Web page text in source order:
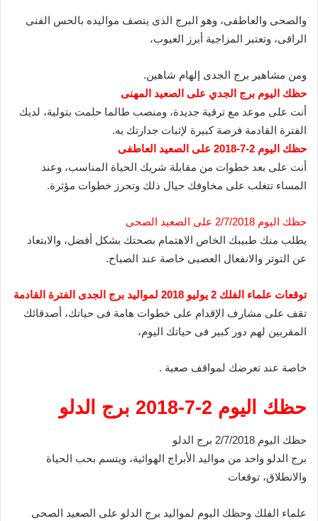
والصحى والعاطفى، وهو البرج الذى يتصف مواليده بالحس الفنى
الراقى، وتعتبر المزاجية أبرز العيوب،
ومن مشاهير برج الجدى إلهام شاهين.
حظك اليوم برج الجدي على الصعيد المهنى
أنت على موعد مع ترقية جديدة، ومنصب طالما حلمت بتولية، لديك
الفترة القادمة فرصة كبيرة لإثبات جدارتك به.
حظك اليوم 2-7-2018 على الصعيد العاطفى
أنت على بعد خطوات من مقابلة شريك الحياة المناسب، وعند
المساء تتغلب على مخاوفك حيال ذلك وتحرز خطوات مؤثرة.
حظك اليوم 2/7/2018 على الصعيد الصحى
يطلب منك طبيبك الخاص الاهتمام بصحتك بشكل أفضل، والابتعاد
عن التوتر والانفعال العصبى خاصة عند الصباح.
توقعات علماء الفلك 2 يوليو 2018 لمواليد برج الجدى الفترة القادمة
تقف على مشارف الإقدام على خطوات هامة فى حياتك، أصدقائك
المقربين لهم دور كبير فى حياتك اليوم،
خاصة عند تعرضك لمواقف صعبة .
حظك اليوم 2-7-2018 برج الدلو
حظك اليوم 2/7/2018 برج الدلو
برج الدلو واحد من مواليد الأبراج الهوائية، ويتسم بحب الحياة
والانطلاق، توقعات
علماء الفلك وحظك اليوم لمواليد برج الدلو على الصعيد الصحى